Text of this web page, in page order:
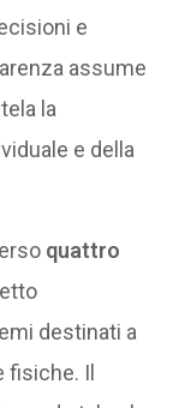
e
assume
la
e della
quattro
destinati a
fisiche. Il